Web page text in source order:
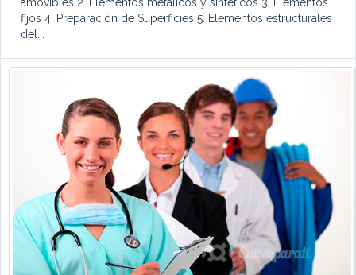
fijos 4. Preparación de Superficies 5. Elementos estructurales
del...